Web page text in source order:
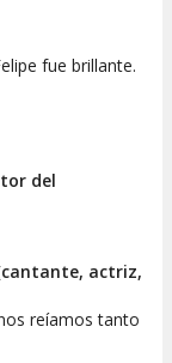
fue brillante.
del
actriz,
reíamos tanto